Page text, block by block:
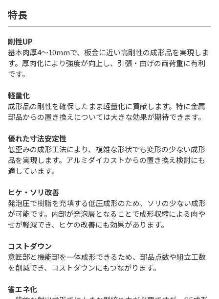
特長
剛性UP
基本肉厚4〜10mmで、板金に近い高剛性の成形品を実現しま
す。厚肉化により強度が向上し、引張・曲げの両荷重に有利
です。
軽量化
成形品の剛性を確保したまま軽量化に貢献します。特に金属
部品からの置き換えについては大きな効果が期待できます。
優れた寸法安定性
低歪みの成形工法により、複雑な形状でも変形の少ない成形
品を実現します。アルミダイカストからの置き換え検討にも
適しています。
ヒケ・ソリ改善
発泡圧で樹脂を充填する低圧成形のため、ソリの少ない成形
が可能です。内部が発泡層となることで成形収縮による肉や
せが軽減でき、ヒケの改善にも効果があります。
コストダウン
意匠部と機能部を一体成形できるため、部品点数や組立工数
を削減でき、コストダウンにもつながります。
省エネ化